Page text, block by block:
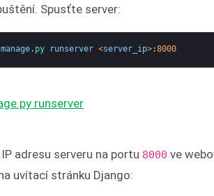
Spusťte server:
manage. py runserver <server_ip>:8000
adresu serveru na portu 8000 ve
uvítací stránku Django: